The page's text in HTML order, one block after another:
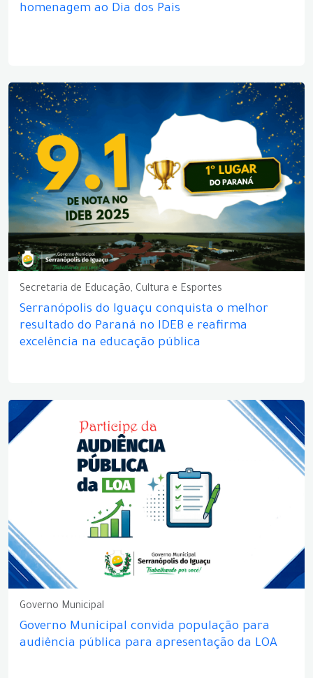
homenagem ao Dia dos Pais
Secretaria de Educação, Cultura e Esportes
Serranópolis do Iguaçu conquista o melhor
resultado do Paraná no IDEB e reafirma
excelência na educação pública
Governo Municipal
Governo Municipal convida população para
audiência pública para apresentação da LOA